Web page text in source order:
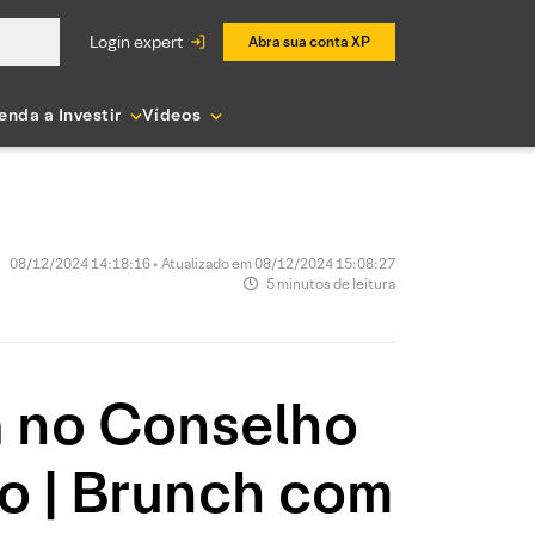
login expert Abra sua conta XP
a Investir Vídeos
08/12/2024 14:18:16 • Atualizado em 08/12/2024 15:08:27
5 minutos de leitura
no Conselho
| Brunch com